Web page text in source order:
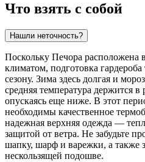
Что взять с собой
Нашли неточность?
Поскольку Печора расположена
климатом, подготовка
сезону. Зима здесь долгая и
средняя температура держится в
опускаясь еще ниже. В этот
необходимы качественное
надежная верхняя одежда —
защитой от ветра. Не забудьте
шапку, шарф и варежки, а также
нескользящей подошве.